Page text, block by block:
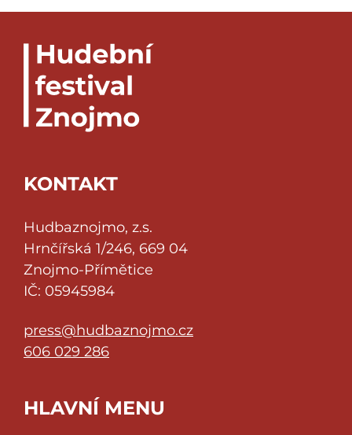
KONTAKT
Hudbaznojmo, z.s.
Hrnčířská 1/246, 669 04
Znojmo-Přímětice
IČ: 05945984
press@hudbaznojmo.cz
606 029 286
HLAVNÍ MENU